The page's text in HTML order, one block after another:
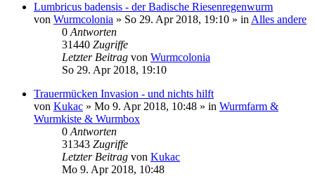
Lumbricus badensis - der Badische Riesenregenwurm
von Wurmcolonia » So 29. Apr 2018, 19:10 » in Alles andere
0 Antworten
31440 Zugriffe
Letzter Beitrag von Wurmcolonia
So 29. Apr 2018, 19:10
Trauermücken Invasion - und nichts hilft
von Kukac » Mo 9. Apr 2018, 10:48 » in Wurmfarm &
Wurmkiste & Wurmbox
0 Antworten
31343 Zugriffe
Letzter Beitrag von Kukac
Mo 9. Apr 2018, 10:48